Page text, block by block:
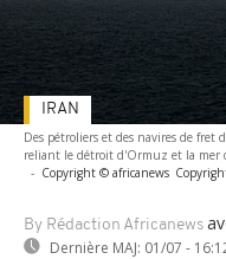
Des pétroliers et des navires de fret
reliant le détroit d'Ormuz et la mer
- Copyright © africanews
By Rédaction Africanews
Dernière MAJ: 01/07 -
IRAN